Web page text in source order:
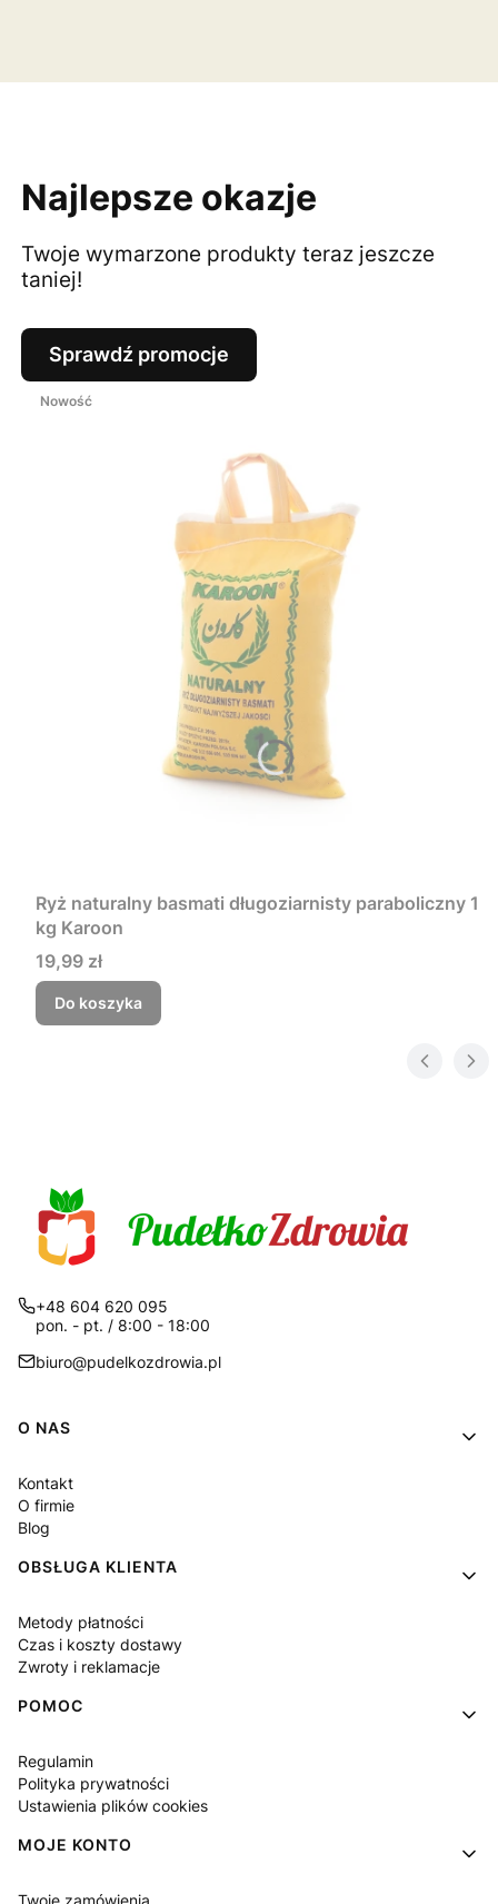
Najlepsze okazje
Twoje wymarzone produkty teraz jeszcze
taniej!
Sprawdź promocje
Nowość
Ryż naturalny basmati długoziarnisty paraboliczny 1
kg Karoon
Cena
19,99 zł
Do koszyka
+48 604 620 095
pon. - pt. / 8:00 - 18:00
biuro@pudelkozdrowia.pl
Linki w stopce
O NAS
Kontakt
O firmie
Blog
OBSŁUGA KLIENTA
Metody płatności
Czas i koszty dostawy
Zwroty i reklamacje
POMOC
Regulamin
Polityka prywatności
Ustawienia plików cookies
MOJE KONTO